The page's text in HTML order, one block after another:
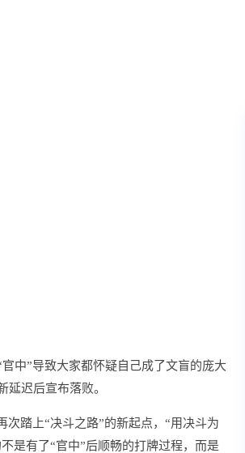
中”导致大家都怀疑自己成了文盲的庞大
迟后宣布落败。
踏上“决斗之路”的新起点，“用决斗为
是有了“官中”后顺畅的打牌过程，而是